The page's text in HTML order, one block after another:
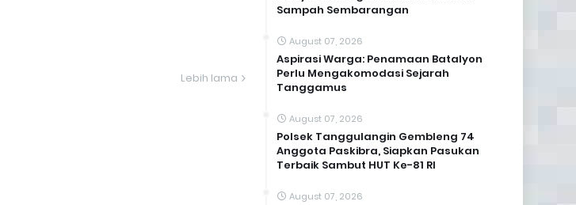
Lebih lama
Sampah Sembarangan
August 07, 2026
Aspirasi Warga: Penamaan Batalyon
Perlu Mengakomodasi Sejarah
Tanggamus
August 07, 2026
Polsek Tanggulangin Gembleng 74
Anggota Paskibra, Siapkan Pasukan
Terbaik Sambut HUT Ke-81 RI
August 07, 2026